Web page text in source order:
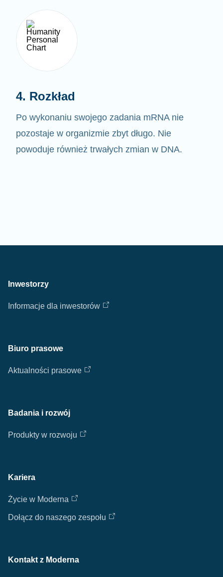
Po wykonaniu swojego zadania mRNA nie
pozostaje w organizmie zbyt długo. Nie
powoduje również trwałych zmian w DNA.
Inwestorzy
Informacje dla inwestorów
Biuro prasowe
Aktualności prasowe
Badania i rozwój
Produkty w rozwoju
Kariera
Życie w Moderna
Dołącz do naszego zespołu
Kontakt z Moderna